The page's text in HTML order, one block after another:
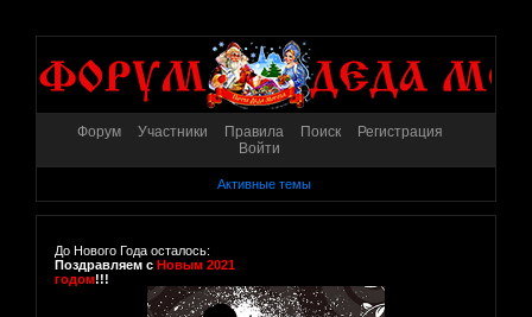
Форум Участники Правила Поиск
Регистрация
Войти
Активные темы
До Нового Года осталось:
Поздравляем с Новым 2021
годом!!!